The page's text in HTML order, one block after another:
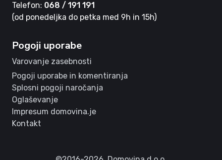
Telefon: 068 / 191 191
(od ponedeljka do petka med 9h in 15h)
Pogoji uporabe
Varovanje zasebnosti
Pogoji uporabe in komentiranja
Splosni pogoji naročanja
Oglaševanje
Impresum domovina.je
Kontakt